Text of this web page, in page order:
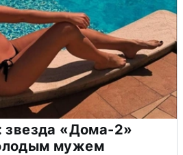
звезда «Дома-2»
мужем